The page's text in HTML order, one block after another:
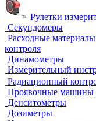
Испытательные
Лупы
Микроскопы
Образцы
контроля